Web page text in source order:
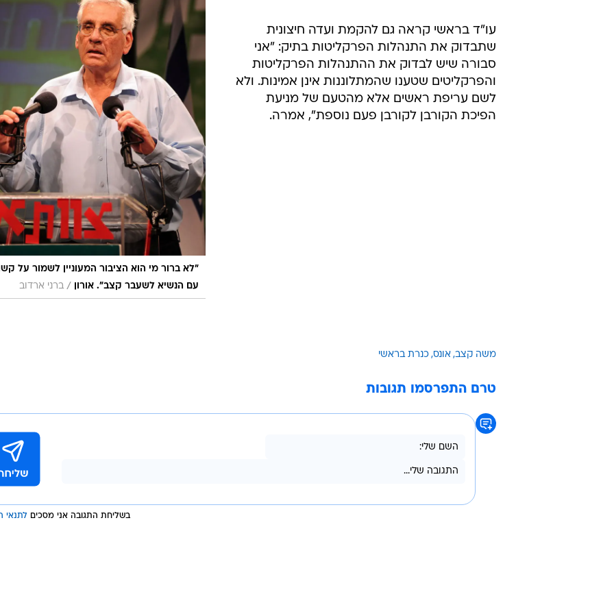
"לא ברור מי הוא הציבור המעוניין לשמור על
עם הנשיא לשעבר קצב". אורון
/ ברני ארדוב
עו"ד בראשי קראה גם להקמת ועדה חיצונית
שתבדוק את התנהלות הפרקליטות בתיק: "אני
סבורה שיש לבדוק את ההתנהלות הפרקליטות
והפרקליטים שטענו שהמתלוננות אינן אמינות. ולא
לשם עריפת ראשים אלא מהטעם של מניעת
הפיכת הקורבן לקורבן פעם נוספת", אמרה.
משה קצב אונס כנרת בראשי
טרם התפרסמו תגובות
בשליחת התגובה אני מסכים לתנאי